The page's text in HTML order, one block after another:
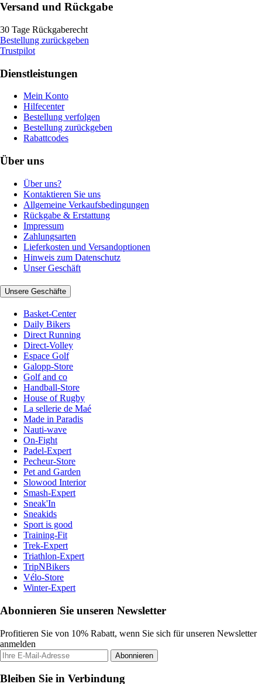
Versand und Rückgabe
30 Tage Rückgaberecht
Bestellung zurückgeben
Trustpilot
Dienstleistungen
Mein Konto
Hilfecenter
Bestellung verfolgen
Bestellung zurückgeben
Rabattcodes
Über uns
Über uns?
Kontaktieren Sie uns
Allgemeine Verkaufsbedingungen
Rückgabe & Erstattung
Impressum
Zahlungsarten
Lieferkosten und Versandoptionen
Hinweis zum Datenschutz
Unser Geschäft
Unsere Geschäfte
Basket-Center
Daily Bikers
Direct Running
Direct-Volley
Espace Golf
Galopp-Store
Golf and co
Handball-Store
House of Rugby
La sellerie de Maé
Made in Paradis
Nauti-wave
On-Fight
Padel-Expert
Pecheur-Store
Pet and Garden
Slowood Interior
Smash-Expert
Sneak'In
Sneakids
Sport is good
Training-Fit
Trek-Expert
Triathlon-Expert
TripNBikers
Vélo-Store
Winter-Expert
Abonnieren Sie unseren Newsletter
Profitieren Sie von 10% Rabatt, wenn Sie sich für unseren Newsletter
anmelden
Abonnieren
Bleiben Sie in Verbindung